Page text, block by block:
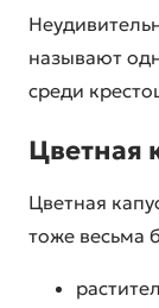
называют
среди
Цветная
Цветная
тоже весьма